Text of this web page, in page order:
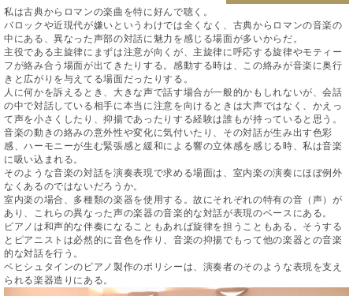
ュ
タ
イ
ン
コ
ン
サ
ー
ト /
ベ
ヒ
シ
ュ
イ
ン
示
ピ
ア
ノ
技
術
イ
ン
の
グ
ラ
ン
ド
ピ
ア
ノ
を
作
る
こ
と
ベ
ヒ
シ
ュ
タ
イ
ン
器
ベ
ヒ
シ
ュ
タ
イ
ン
ブ
ラ
ン
ド
ヒ
ス
ト
員
登
録
ご
案
内
各
店
舗
か
ら
の
お
知
ら
イ
ン
で、
演
奏
し
た
い！
学
び
た
い！
録
音
し
た
い！
採
用
情
報
ベ
ヒ
シ
ュ
タ
イ
ン・
サ
ロ
ン
会
私は古典からロマンの楽曲を特に好んで聴く。
バロックや近現代が嫌いというわけでは全くなく、古典からロマンの音楽の
中にある、異なった声部の対話に魅力を感じる場面が多いからだ。
主役である主旋律にまずは注意が向くが、主旋律に呼応する旋律やモティー
フが絡み合う場面が出てきたりする。感動する時は、この絡みが音楽に奥行
きと広がりを与えてる場面だったりする。
人に何かを訴えるとき、大きな声で話す場合が一般的かもしれないが、会話
の中で対話している相手に本当に注意を向けるときは大声ではなく、かえっ
て声を小さくしたり、抑揚であったりする経験は誰もが持っていると思う。
音楽の動きの絡みの意外性や変化に気付いたり、その対話が生み出す色彩
感、ハーモニーが生む緊張感と緩和による響の立体感を感じる時、私は音楽
に吸い込まれる。
そのような音楽の対話を演奏表現で求める場面は、室内楽の演奏にほぼ例外
なくあるのではないだろうか。
室内楽の場合、多種類の楽器を使用する。故にそれぞれの特有の音（声）が
あり、これらの異なった声の楽器の音楽的な対話が表現のベースにある。
ピアノは和声的な伴奏になることもあれば旋律を担うこともある。そうする
とピアニストは必然的に音色を作り、音楽の抑揚でもって他の楽器との音楽
的な対話を行う。
ベヒシュタインのピアノ製作のポリシーは、演奏者のそのような表現を支え
られる楽器造りにある。
ー
シ
ョ
ン